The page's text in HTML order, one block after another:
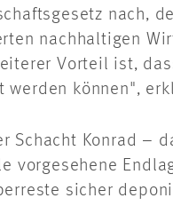
nach,
nachhaltigen
Vorteil ist,
werden können",
Schacht Konrad –
vorgesehene
sicher